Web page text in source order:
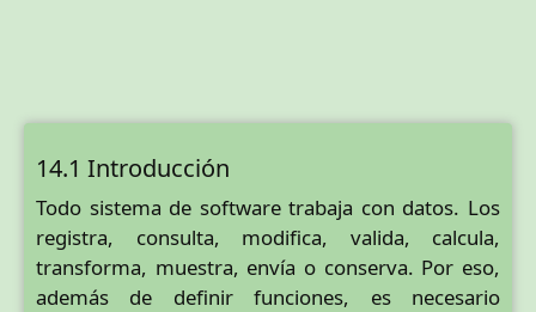
14.1 Introducción
Todo sistema de software trabaja con datos. Los
registra, consulta, modifica, valida, calcula,
transforma, muestra, envía o conserva. Por eso,
además de definir funciones, es necesario